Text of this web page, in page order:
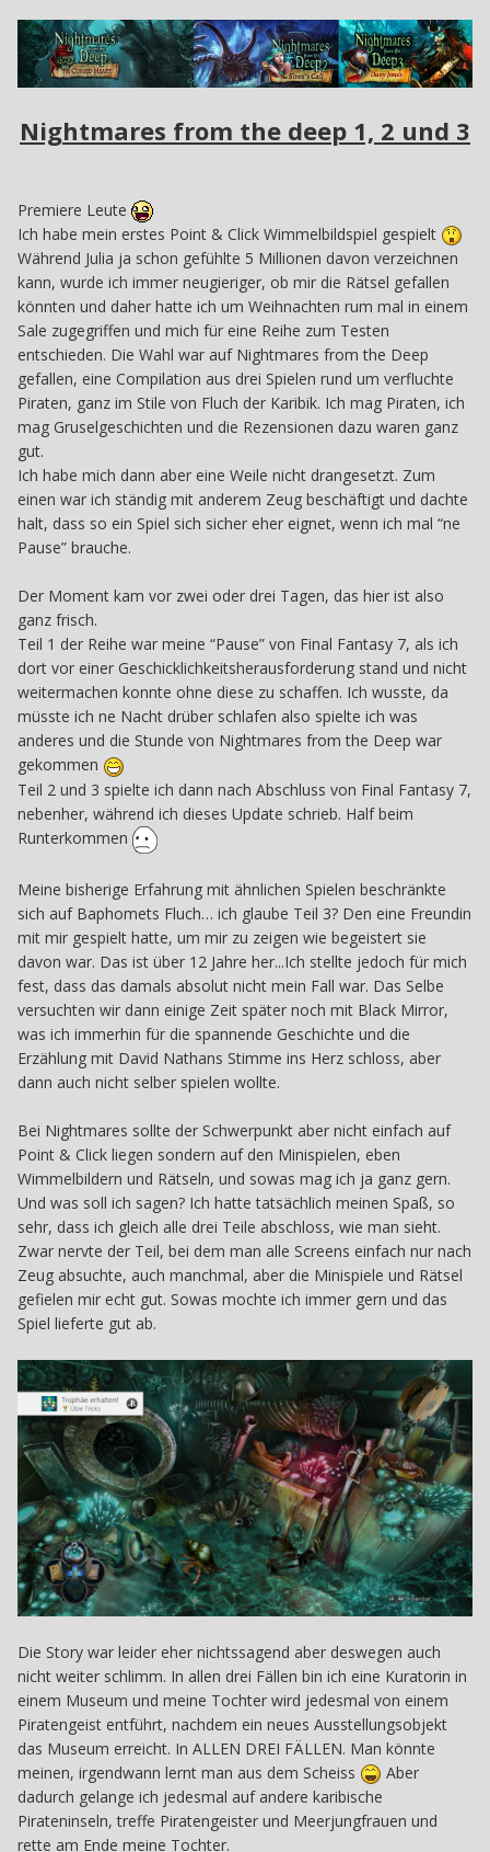
Nightmares from the deep 1, 2 und 3
Premiere Leute
Ich habe mein erstes Point & Click Wimmelbildspiel gespielt
Während Julia ja schon gefühlte 5 Millionen davon verzeichnen
kann, wurde ich immer neugieriger, ob mir die Rätsel gefallen
könnten und daher hatte ich um Weihnachten rum mal in einem
Sale zugegriffen und mich für eine Reihe zum Testen
entschieden. Die Wahl war auf Nightmares from the Deep
gefallen, eine Compilation aus drei Spielen rund um verfluchte
Piraten, ganz im Stile von Fluch der Karibik. Ich mag Piraten, ich
mag Gruselgeschichten und die Rezensionen dazu waren ganz
gut.
Ich habe mich dann aber eine Weile nicht drangesetzt. Zum
einen war ich ständig mit anderem Zeug beschäftigt und dachte
halt, dass so ein Spiel sich sicher eher eignet, wenn ich mal “ne
Pause” brauche.
Der Moment kam vor zwei oder drei Tagen, das hier ist also
ganz frisch.
Teil 1 der Reihe war meine “Pause” von Final Fantasy 7, als ich
dort vor einer Geschicklichkeitsherausforderung stand und nicht
weitermachen konnte ohne diese zu schaffen. Ich wusste, da
müsste ich ne Nacht drüber schlafen also spielte ich was
anderes und die Stunde von Nightmares from the Deep war
gekommen
Teil 2 und 3 spielte ich dann nach Abschluss von Final Fantasy 7,
nebenher, während ich dieses Update schrieb. Half beim
Runterkommen
Meine bisherige Erfahrung mit ähnlichen Spielen beschränkte
sich auf Baphomets Fluch… ich glaube Teil 3? Den eine Freundin
mit mir gespielt hatte, um mir zu zeigen wie begeistert sie
davon war. Das ist über 12 Jahre her...Ich stellte jedoch für mich
fest, dass das damals absolut nicht mein Fall war. Das Selbe
versuchten wir dann einige Zeit später noch mit Black Mirror,
was ich immerhin für die spannende Geschichte und die
Erzählung mit David Nathans Stimme ins Herz schloss, aber
dann auch nicht selber spielen wollte.
Bei Nightmares sollte der Schwerpunkt aber nicht einfach auf
Point & Click liegen sondern auf den Minispielen, eben
Wimmelbildern und Rätseln, und sowas mag ich ja ganz gern.
Und was soll ich sagen? Ich hatte tatsächlich meinen Spaß, so
sehr, dass ich gleich alle drei Teile abschloss, wie man sieht.
Zwar nervte der Teil, bei dem man alle Screens einfach nur nach
Zeug absuchte, auch manchmal, aber die Minispiele und Rätsel
gefielen mir echt gut. Sowas mochte ich immer gern und das
Spiel lieferte gut ab.
Die Story war leider eher nichtssagend aber deswegen auch
nicht weiter schlimm. In allen drei Fällen bin ich eine Kuratorin in
einem Museum und meine Tochter wird jedesmal von einem
Piratengeist entführt, nachdem ein neues Ausstellungsobjekt
das Museum erreicht. In ALLEN DREI FÄLLEN. Man könnte
meinen, irgendwann lernt man aus dem Scheiss
Aber
dadurch gelange ich jedesmal auf andere karibische
Pirateninseln, treffe Piratengeister und Meerjungfrauen und
rette am Ende meine Tochter.